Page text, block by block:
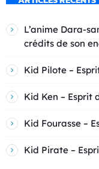
L’anime Dara-
crédits de son
Kid Pilote –
Kid Ken – Esprit
Kid Fourasse –
Kid Pirate –